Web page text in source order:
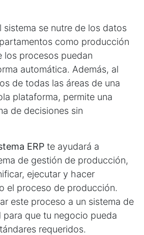
sistema se nutre de los datos
como producción
los procesos puedan
automática. Además, al
de todas las áreas de una
plataforma, permite una
de decisiones sin
ERP te ayudará a
de gestión de producción,
ejecutar y hacer
el proceso de producción.
este proceso a un sistema de
que tu negocio pueda
requeridos.